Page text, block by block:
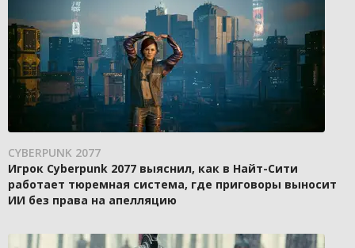
CYBERPUNK 2077
Игрок Cyberpunk 2077 выяснил, как в Найт-Сити
работает тюремная система, где приговоры выносит
ИИ без права на апелляцию